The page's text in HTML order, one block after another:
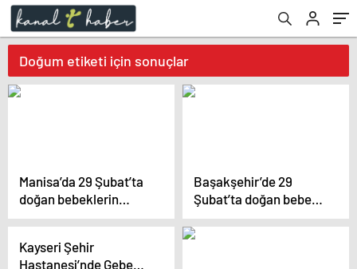
Doğum etiketi için sonuçlar
Manisa’da 29 Şubat’ta
doğan bebeklerin
doğum günü sevinci
Başakşehir’de 29
Şubat’ta doğan bebek,
ilk doğum gününü 4 yıl
sonra kutlayacak
Kayseri Şehir
Hastanesi’nde Gebe